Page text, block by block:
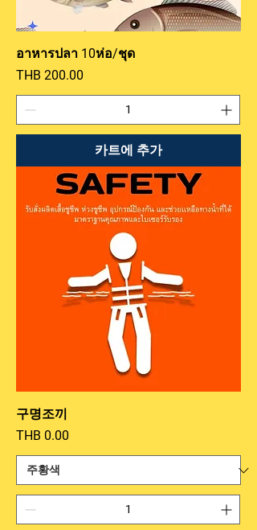
อาหารปลา 10ห่อ/ชุด
가격
THB 200.00
카트에 추가
구명조끼
가격
THB 0.00